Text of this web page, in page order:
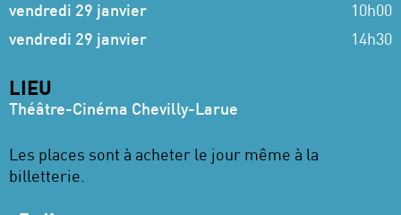
vendredi 29 janvier
10h00
vendredi 29 janvier
14h30
LIEU
Théâtre-Cinéma Chevilly-Larue
Les places sont à acheter le jour même à la
billetterie.